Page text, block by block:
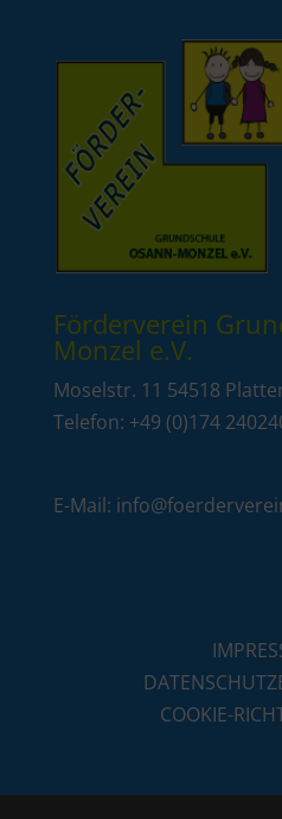
Förderverein
Monzel e.V.
Moselstr. 11 54518
Telefon: +49 (0)174
E-Mail:
COOKIE-